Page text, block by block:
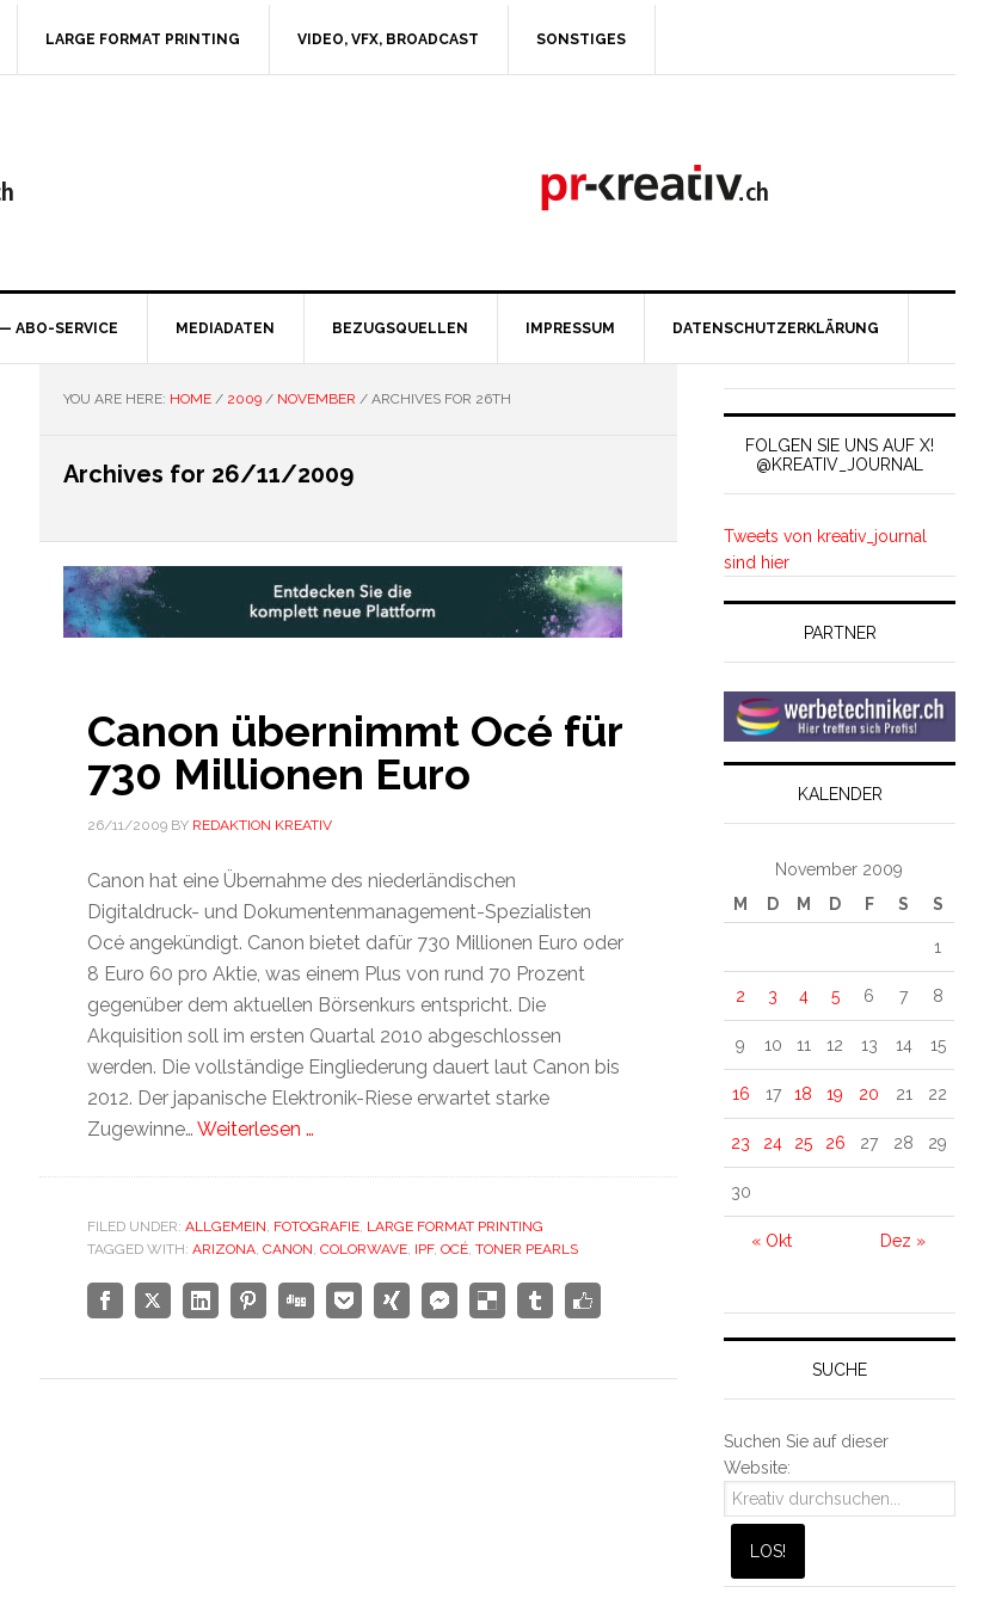
LARGE FORMAT PRINTING VIDEO, VFX, BROADCAST SONSTIGES
ABO-SERVICE MEDIADATEN BEZUGSQUELLEN IMPRESSUM DATENSCHUTZERKLÄRUNG
YOU ARE HERE: HOME / 2009 / NOVEMBER /ARCHIVES FOR 26TH
Archives for 26/11/2009
Canon übernimmt Océ für
730 Millionen Euro
26/11/2009BY REDAKTION KREATIV
Canon hat eine Übernahme des niederländischen
Digitaldruck- und Dokumentenmanagement-Spezialisten
Océ angekündigt. Canon bietet dafür 730 Millionen Euro oder
8 Euro 60 pro Aktie, was einem Plus von rund 70 Prozent
gegenüber dem aktuellen Börsenkurs entspricht. Die
Akquisition soll im ersten Quartal 2010 abgeschlossen
werden. Die vollständige Eingliederung dauert laut Canon bis
2012. Der japanische Elektronik-Riese erwartet starke
Zugewinne… Weiterlesen …
FILED UNDER: ALLGEMEIN, FOTOGRAFIE, LARGE FORMAT PRINTING
TAGGED WITH: ARIZONA, CANON, COLORWAVE, IPF, OCÉ, TONER PEARLS
FOLGEN SIE UNS AUF X!
@KREATIV_JOURNAL
Tweets von kreativ_journal
sind hier
PARTNER
KALENDER
November 2009
M
D M D F S S
« Okt Dez »
1
2 3 4 5 6 7 8
9 10 11 12 13 14 15
16 17 18 19 20 21 22
23 24 25 26 27 28 29
30
SUCHE
Suchen Sie auf dieser
Website: